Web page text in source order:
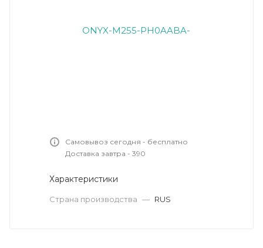
Самовывоз сегодня - бесплатно
Доставка завтра - 390
Характеристики
Страна производства — RUS